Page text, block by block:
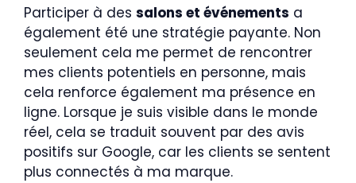
Participer à des salons et événements a
également été une stratégie payante. Non
seulement cela me permet de rencontrer
mes clients potentiels en personne, mais
cela renforce également ma présence en
ligne. Lorsque je suis visible dans le monde
réel, cela se traduit souvent par des avis
positifs sur Google, car les clients se sentent
plus connectés à ma marque.